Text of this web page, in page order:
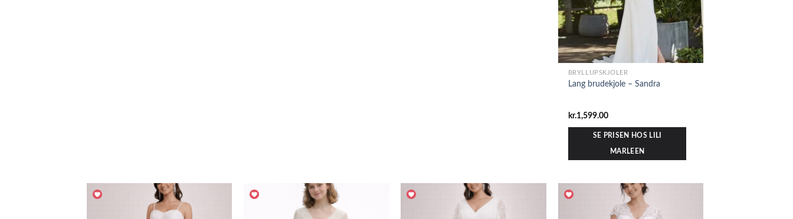
BRYLLUPSKJOLER
Lang brudekjole – Sandra
kr.1,599.00
SE PRISEN HOS LILI
MARLEEN